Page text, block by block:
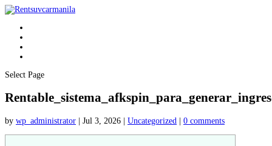
Select Page
by wp_administrator Jul 3, 2026 Uncategorized 0 comments